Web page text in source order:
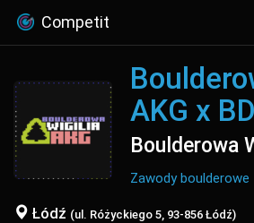
Competit
AKG x
Boulderowa
Zawody boulderowe
Łódź (ul. Różyckiego 5, 93-856 Łódź)